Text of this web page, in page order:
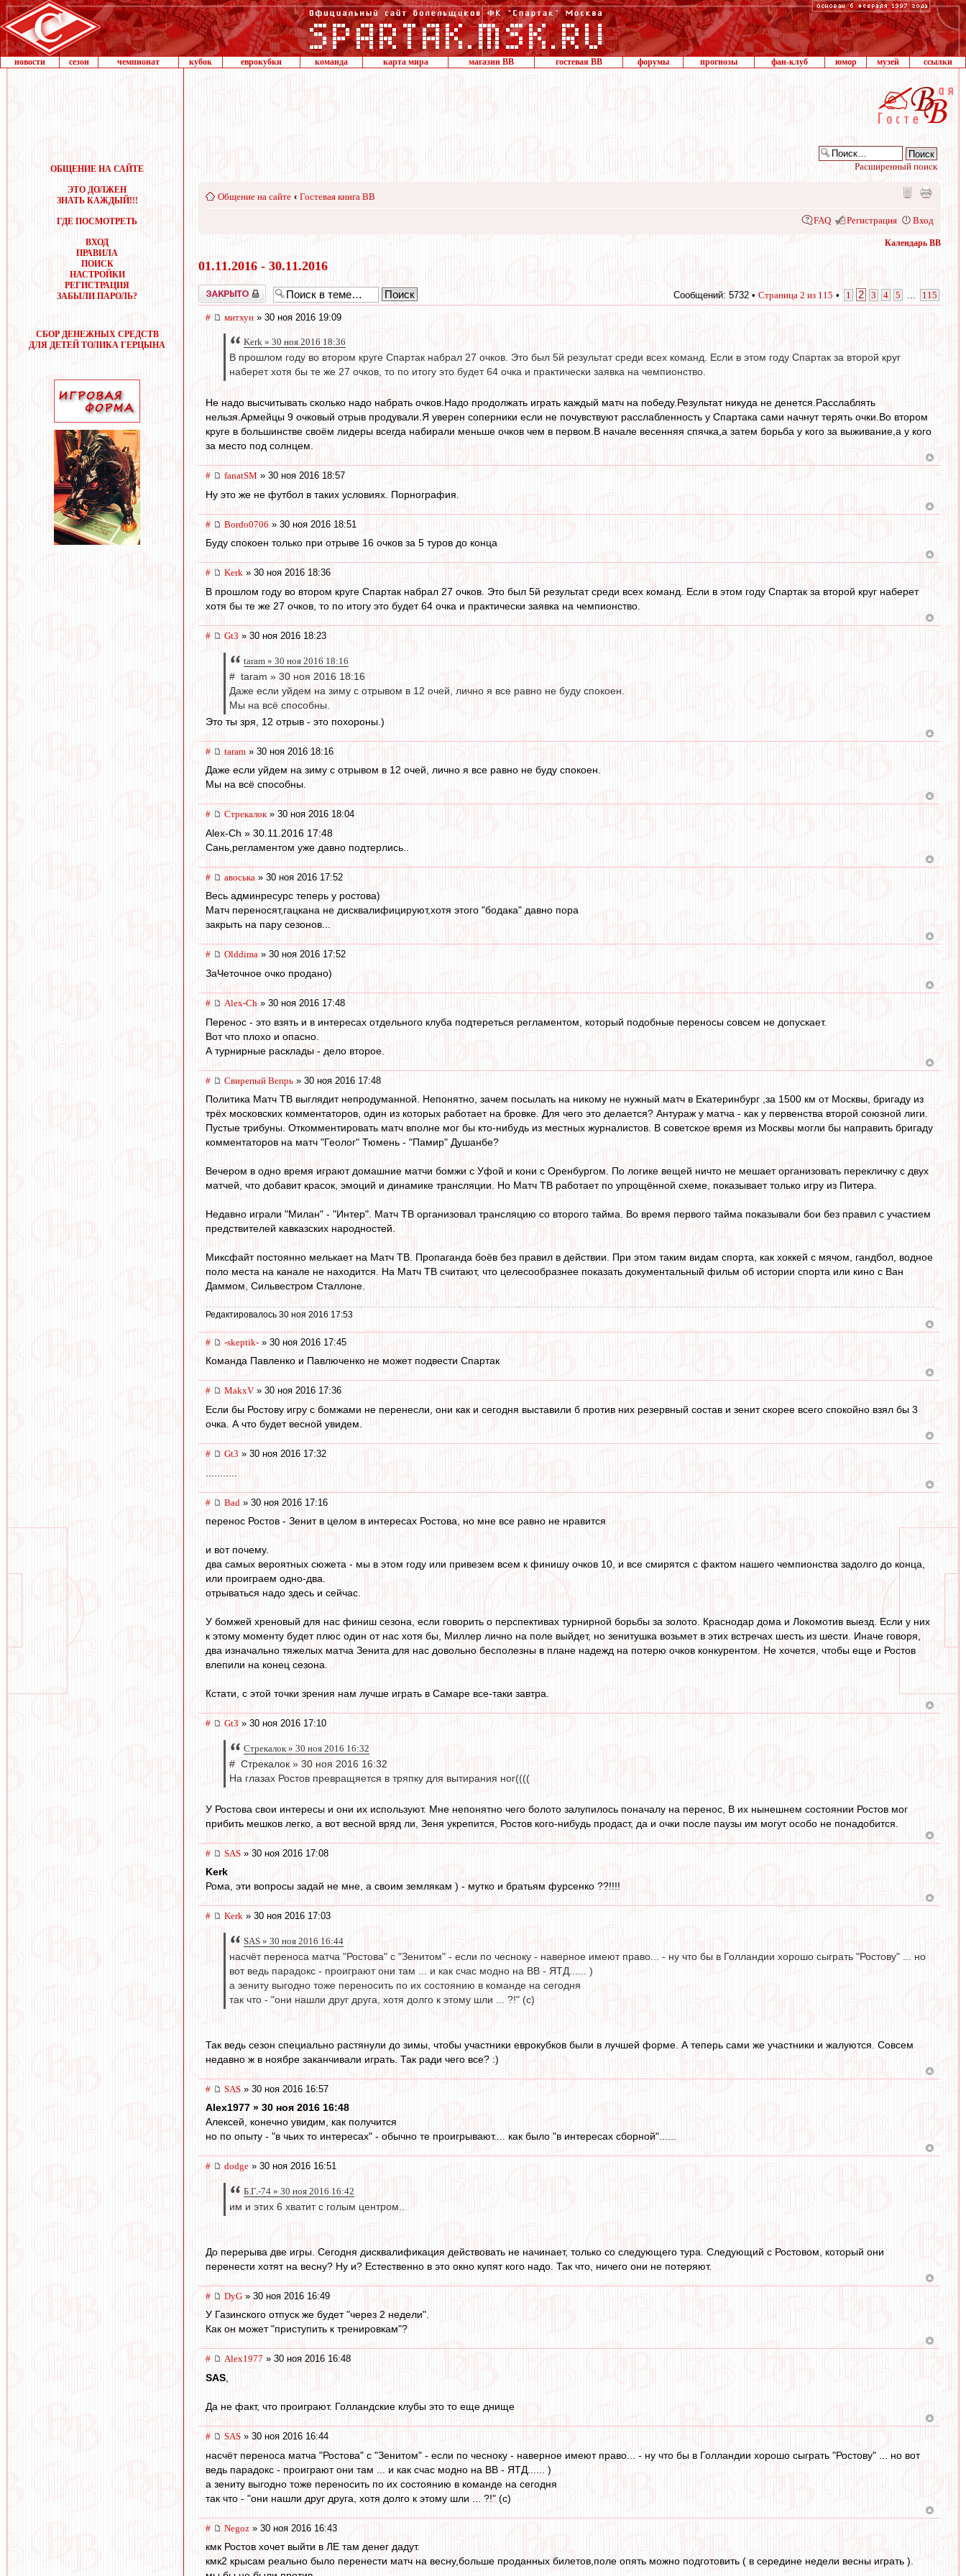
новости сезон чемпионат кубок еврокубки команда карта мира магазин ВВ гостевая ВВ форумы прогнозы фан-клуб юмор музей ссылки
ОБЩЕНИЕ НА САЙТЕ
ЭТО ДОЛЖЕН
ЗНАТЬ КАЖДЫЙ!!!
ГДЕ ПОСМОТРЕТЬ
ВХОД
ПРАВИЛА
ПОИСК
НАСТРОЙКИ
РЕГИСТРАЦИЯ
ЗАБЫЛИ ПАРОЛЬ?
СБОР ДЕНЕЖНЫХ СРЕДСТВ
ДЛЯ ДЕТЕЙ ТОЛИКА ГЕРЦЫНА
Расширенный поиск
Общение на сайте ‹ Гостевая книга ВВ
FAQ Регистрация Вход
Календарь ВВ
01.11.2016 - 30.11.2016
Закрыто Сообщений: 5732 • Страница 2 из 115 • 1 2 3 4 5 115
# митхун » 30 ноя 2016 19:09
Kerk » 30 ноя 2016 18:36
В прошлом году во втором круге Спартак набрал 27 очков. Это был 5й результат среди всех команд. Если в этом году Спартак за второй круг
наберет хотя бы те же 27 очков, то по итогу это будет 64 очка и практически заявка на чемпионство.
Не надо высчитывать сколько надо набрать очков.Надо продолжать играть каждый матч на победу.Результат никуда не денется.Расслаблять
нельзя.Армейцы 9 очковый отрыв продували.Я уверен соперники если не почувствуют расслабленность у Спартака сами начнут терять очки.Во втором
круге в большинстве своём лидеры всегда набирали меньше очков чем в первом.В начале весенняя спячка,а затем борьба у кого за выживание,а у кого
за место под солнцем.
# fanatSM » 30 ноя 2016 18:57
Ну это же не футбол в таких условиях. Порнография.
# Bordo0706 » 30 ноя 2016 18:51
Буду спокоен только при отрыве 16 очков за 5 туров до конца
# Kerk » 30 ноя 2016 18:36
В прошлом году во втором круге Спартак набрал 27 очков. Это был 5й результат среди всех команд. Если в этом году Спартак за второй круг наберет
хотя бы те же 27 очков, то по итогу это будет 64 очка и практически заявка на чемпионство.
# Gt3 » 30 ноя 2016 18:23
taram » 30 ноя 2016 18:16
# taram » 30 ноя 2016 18:16
Даже если уйдем на зиму с отрывом в 12 очей, лично я все равно не буду спокоен.
Мы на всё способны.
Это ты зря, 12 отрыв - это похороны.)
# taram » 30 ноя 2016 18:16
Даже если уйдем на зиму с отрывом в 12 очей, лично я все равно не буду спокоен.
Мы на всё способны.
# Стрекалок» 30 ноя 2016 18:04
Alex-Ch » 30.11.2016 17:48
Сань,регламентом уже давно подтерлись..
# авоська » 30 ноя 2016 17:52
Весь админресурс теперь у ростова)
Матч переносят,гацкана не дисквалифицируют,хотя этого "бодака" давно пора
закрыть на пару сезонов...
# Olddima » 30 ноя 2016 17:52
ЗаЧеточное очко продано)
# Alex-Ch » 30 ноя 2016 17:48
Перенос - это взять и в интересах отдельного клуба подтереться регламентом, который подобные переносы совсем не допускает.
Вот что плохо и опасно.
А турнирные расклады - дело второе.
# Свирепый Вепрь » 30 ноя 2016 17:48
Политика Матч ТВ выглядит непродуманной. Непонятно, зачем посылать на никому не нужный матч в Екатеринбург ,за 1500 км от Москвы, бригаду из
трёх московских комментаторов, один из которых работает на бровке. Для чего это делается? Антураж у матча - как у первенства второй союзной лиги.
Пустые трибуны. Откомментировать матч вполне мог бы кто-нибудь из местных журналистов. В советское время из Москвы могли бы направить бригаду
комментаторов на матч "Геолог" Тюмень - "Памир" Душанбе?
Вечером в одно время играют домашние матчи бомжи с Уфой и кони с Оренбургом. По логике вещей ничто не мешает организовать перекличку с двух
матчей, что добавит красок, эмоций и динамике трансляции. Но Матч ТВ работает по упрощённой схеме, показывает только игру из Питера.
Недавно играли "Милан" - "Интер". Матч ТВ организовал трансляцию со второго тайма. Во время первого тайма показывали бои без правил с участием
предствителей кавказских народностей.
Миксфайт постоянно мелькает на Матч ТВ. Пропаганда боёв без правил в действии. При этом таким видам спорта, как хоккей с мячом, гандбол, водное
поло места на канале не находится. На Матч ТВ считают, что целесообразнее показать документальный фильм об истории спорта или кино с Ван
Даммом, Сильвестром Сталлоне.
Редактировалось 30 ноя 2016 17:53
# -skeptik- » 30 ноя 2016 17:45
Команда Павленко и Павлюченко не может подвести Спартак
# MakxV » 30 ноя 2016 17:36
Если бы Ростову игру с бомжами не перенесли, они как и сегодня выставили б против них резервный состав и зенит скорее всего спокойно взял бы 3
очка. А что будет весной увидем.
# Gt3 » 30 ноя 2016 17:32
# Bad » 30 ноя 2016 17:16
перенос Ростов - Зенит в целом в интересах Ростова, но мне все равно не нравится
и вот почему.
два самых вероятных сюжета - мы в этом году или привезем всем к финишу очков 10, и все смирятся с фактом нашего чемпионства задолго до конца,
или проиграем одно-два.
отрываться надо здесь и сейчас.
У бомжей хреновый для нас финиш сезона, если говорить о перспективах турнирной борьбы за золото. Краснодар дома и Локомотив выезд. Если у них
к этому моменту будет плюс один от нас хотя бы, Миллер лично на поле выйдет, но зенитушка возьмет в этих встречах шесть из шести. Иначе говоря,
два изначально тяжелых матча Зенита для нас довольно бесполезны в плане надежд на потерю очков конкурентом. Не хочется, чтобы еще и Ростов
влепили на конец сезона.
Кстати, с этой точки зрения нам лучше играть в Самаре все-таки завтра.
# Gt3 » 30 ноя 2016 17:10
Стрекалок » 30 ноя 2016 16:32
# Стрекалок » 30 ноя 2016 16:32
На глазах Ростов превращяется в тряпку для вытирания ног((((
У Ростова свои интересы и они их используют. Мне непонятно чего болото залупилось поначалу на перенос, В их нынешнем состоянии Ростов мог
прибить мешков легко, а вот весной вряд ли, Зеня укрепится, Ростов кого-нибудь продаст, да и очки после паузы им могут особо не понадобится.
# SAS » 30 ноя 2016 17:08
Kerk
Рома, эти вопросы задай не мне, а своим землякам ) - мутко и братьям фурсенко ??!!!!
# Kerk » 30 ноя 2016 17:03
SAS » 30 ноя 2016 16:44
насчёт переноса матча "Ростова" с "Зенитом" - если по чесноку - наверное имеют право... - ну что бы в Голландии хорошо сыграть "Ростову" ... но
вот ведь парадокс - проиграют они там ... и как счас модно на ВВ - ЯТД...... )
а зениту выгодно тоже переносить по их состоянию в команде на сегодня
так что - "они нашли друг друга, хотя долго к этому шли ... ?!" (c)
Так ведь сезон специально растянули до зимы, чтобы участники еврокубков были в лучшей форме. А теперь сами же участники и жалуются. Совсем
недавно ж в ноябре заканчивали играть. Так ради чего все? :)
# SAS » 30 ноя 2016 16:57
Alex1977 » 30 ноя 2016 16:48
Алексей, конечно увидим, как получится
но по опыту - "в чьих то интересах" - обычно те проигрывают.... как было "в интересах сборной"......
# dodge » 30 ноя 2016 16:51
Б.Г.-74 » 30 ноя 2016 16:42
им и этих 6 хватит с голым центром..
До перерыва две игры. Сегодня дисквалификация действовать не начинает, только со следующего тура. Следующий с Ростовом, который они
перенести хотят на весну? Ну и? Естественно в это окно купят кого надо. Так что, ничего они не потеряют.
# DyG » 30 ноя 2016 16:49
У Газинского отпуск же будет "через 2 недели".
Как он может "приступить к тренировкам"?
# Alex1977 » 30 ноя 2016 16:48
SAS
Да не факт, что проиграют. Голландские клубы это то еще днище
# SAS » 30 ноя 2016 16:44
насчёт переноса матча "Ростова" с "Зенитом" - если по чесноку - наверное имеют право... - ну что бы в Голландии хорошо сыграть "Ростову" ... но вот
ведь парадокс - проиграют они там ... и как счас модно на ВВ - ЯТД...... )
а зениту выгодно тоже переносить по их состоянию в команде на сегодня
так что - "они нашли друг друга, хотя долго к этому шли ... ?!" (c)
# Negoz » 30 ноя 2016 16:43
кмк Ростов хочет выйти в ЛЕ там денег дадут.
кмк2 крысам реально было перенести матч на весну,больше проданных билетов,поле опять можно подготовить ( в середине недели весны играть ).